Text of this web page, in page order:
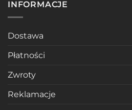
INFORMACJE
Dostawa
Płatności
Zwroty
Reklamacje